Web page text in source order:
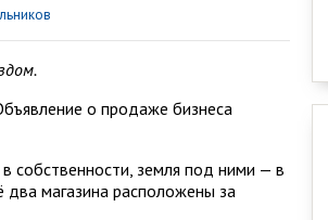
о продаже бизнеса
собственности, земля под ними — в
два магазина расположены за